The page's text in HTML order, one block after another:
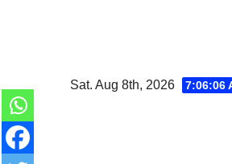
Sat. Aug 8th, 2026
7:06:06